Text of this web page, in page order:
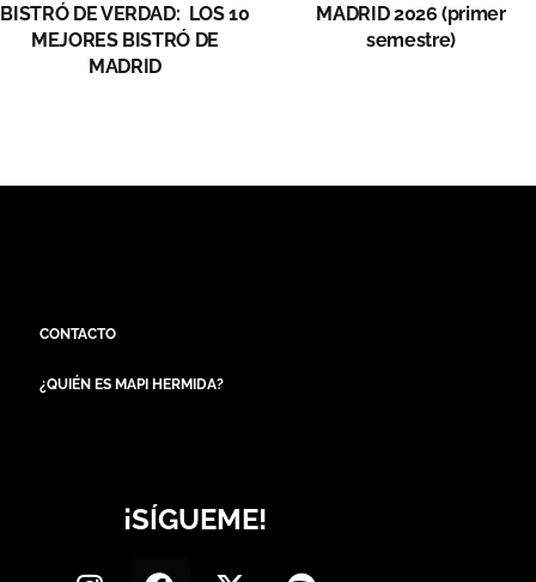
BISTRÓ DE VERDAD: LOS 10
MEJORES BISTRÓ DE
MADRID
MADRID 2026 (primer
semestre)
CONTACTO
¿QUIÉN ES MAPI HERMIDA?
¡SÍGUEME!